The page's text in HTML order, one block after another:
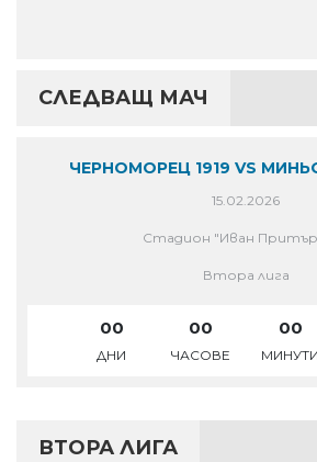
СЛЕДВАЩ МАЧ
ЧЕРНОМОРЕЦ 1919 VS
15.02.2026
Стадион "Иван
Втора лига
00
ДНИ
00
ЧАСОВЕ
00
МИНУТИ
ВТОРА ЛИГА